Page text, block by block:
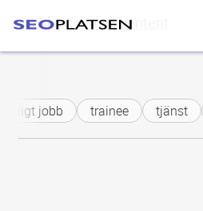
Skip to main content
ledigt jobb trainee tjänst